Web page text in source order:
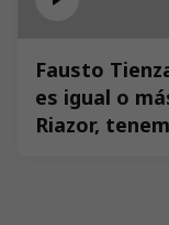
Fausto
es igual o
Riazor,